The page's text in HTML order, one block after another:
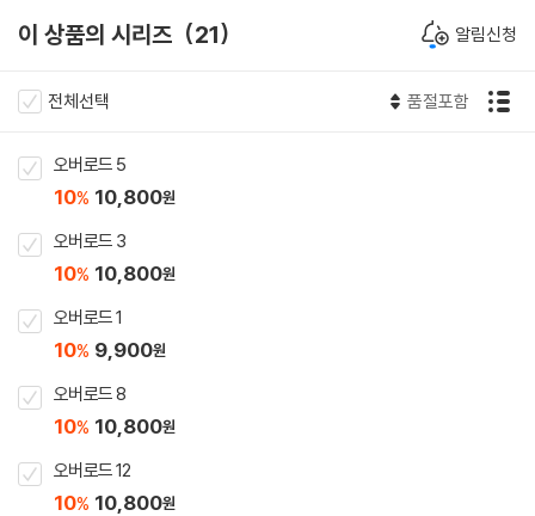
이 상품의 시리즈 21 알림신청
전체선택 품절포함
오버로드 5
10% 10,800원
오버로드 3
10% 10,800원
오버로드 1
10% 9,900원
오버로드 8
10% 10,800원
오버로드 12
10% 10,800원